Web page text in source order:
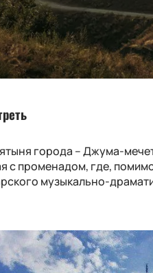
города – Джума-
с променадом, где,
музыкально-